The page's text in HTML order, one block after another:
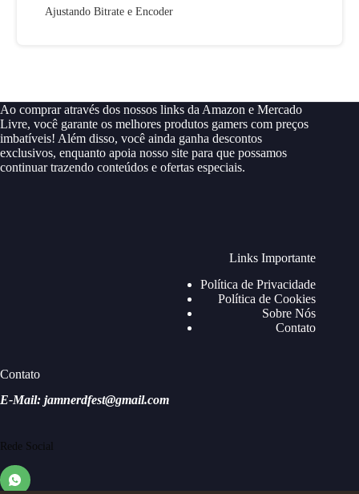
Ajustando Bitrate e Encoder
Ao comprar através dos nossos links da Amazon e Mercado
Livre, você garante os melhores produtos gamers com preços
imbatíveis! Além disso, você ainda ganha descontos
exclusivos, enquanto apoia nosso site para que possamos
continuar trazendo conteúdos e ofertas especiais.
Links Importante
Política de Privacidade
Política de Cookies
Sobre Nós
Contato
Contato
E-Mail: jamnerdfest@gmail.com
Rede Social